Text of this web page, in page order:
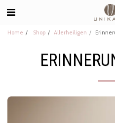
Home Shop Allerheiligen